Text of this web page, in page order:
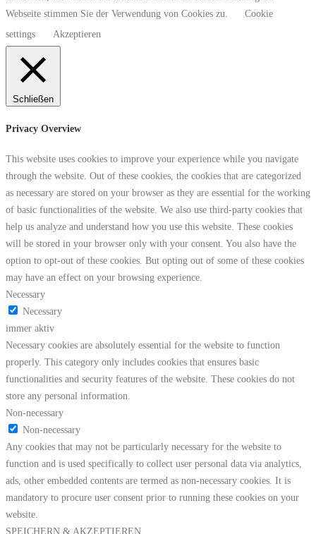
Webseite stimmen Sie der Verwendung von Cookies zu.
Cookie
settings
Akzeptieren
Schließen
Privacy Overview
This website uses cookies to improve your experience while you navigate
through the website. Out of these cookies, the cookies that are categorized
as necessary are stored on your browser as they are essential for the working
of basic functionalities of the website. We also use third-party cookies that
help us analyze and understand how you use this website. These cookies
will be stored in your browser only with your consent. You also have the
option to opt-out of these cookies. But opting out of some of these cookies
may have an effect on your browsing experience.
Necessary
Necessary
immer aktiv
Necessary cookies are absolutely essential for the website to function
properly. This category only includes cookies that ensures basic
functionalities and security features of the website. These cookies do not
store any personal information.
Non-necessary
Non-necessary
Any cookies that may not be particularly necessary for the website to
function and is used specifically to collect user personal data via analytics,
ads, other embedded contents are termed as non-necessary cookies. It is
mandatory to procure user consent prior to running these cookies on your
website.
SPEICHERN & AKZEPTIEREN